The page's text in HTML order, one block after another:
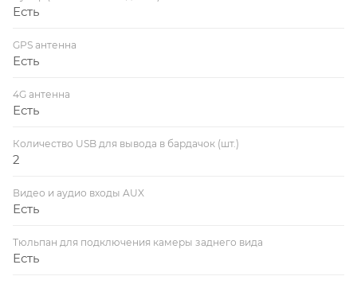
Есть
GPS антенна
Есть
4G антенна
Есть
Количество USB для вывода в бардачок (шт.)
2
Видео и аудио входы AUX
Есть
Тюльпан для подключения камеры заднего вида
Есть